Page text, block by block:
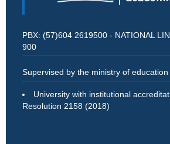
PBX: (57)604 2619500 - NATIONAL
900
Supervised by the ministry of education
University with institutional
Resolution 2158 (2018)